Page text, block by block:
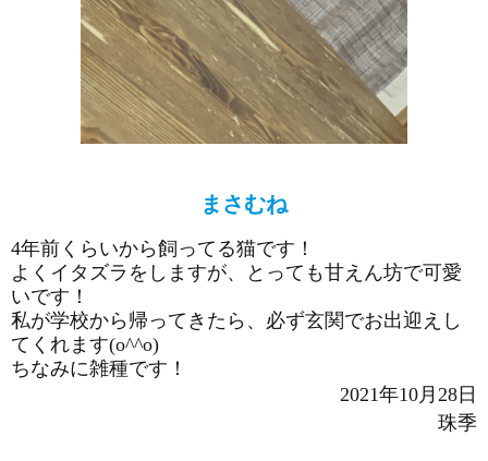
まさむね
4年前くらいから飼ってる猫です！
よくイタズラをしますが、とっても甘えん坊で可愛
いです！
私が学校から帰ってきたら、必ず玄関でお出迎えし
てくれます(o^^o)
ちなみに雑種です！
2021年10月28日
珠季